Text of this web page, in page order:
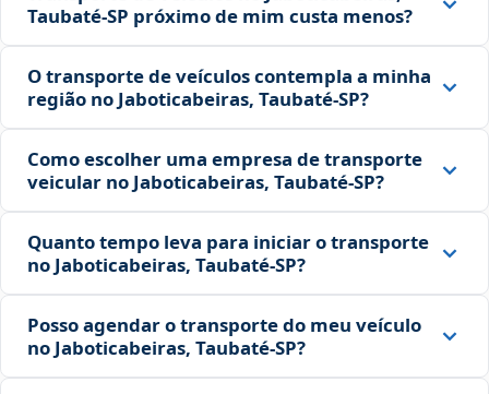
Taubaté‑SP próximo de mim custa menos?
O transporte de veículos contempla a minha
região no Jaboticabeiras, Taubaté‑SP?
Como escolher uma empresa de transporte
veicular no Jaboticabeiras, Taubaté‑SP?
Quanto tempo leva para iniciar o transporte
no Jaboticabeiras, Taubaté‑SP?
Posso agendar o transporte do meu veículo
no Jaboticabeiras, Taubaté‑SP?